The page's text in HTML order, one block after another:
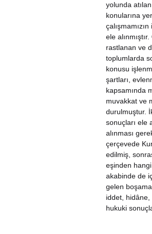
Dünya Klasikleri
Edebiyat
Felsefe
Fransızca
Kişisel Gelişim
Psikoloji
yolunda
konularına
ele
rastlanan ve
toplumlarda
konusu
şartları,
kapsamında
muvakkat ve
durulmuştur.
sonuçları ele
alınması
çerçevede
edilmiş,
eşinden
akabinde de
gelen
iddet, hidâne,
hukuki